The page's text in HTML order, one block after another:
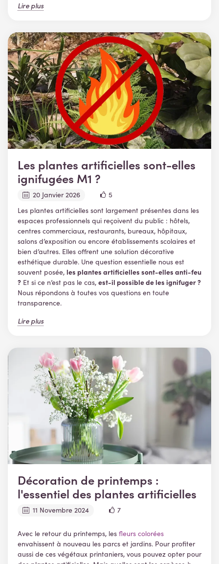
Lire plus
Les plantes artificielles sont-elles
ignifugées M1 ?
20 Janvier 2026
5
Les plantes artificielles sont largement présentes dans les
espaces professionnels qui reçoivent du public : hôtels,
centres commerciaux, restaurants, bureaux, hôpitaux,
salons d’exposition ou encore établissements scolaires et
bien d’autres. Elles offrent une solution décorative
esthétique durable. Une question essentielle nous est
souvent posée, les plantes artificielles sont-elles anti-feu
? Et si ce n’est pas le cas, est-il possible de les ignifuger ?
Nous répondons à toutes vos questions en toute
transparence.
Lire plus
Décoration de printemps :
l'essentiel des plantes artificielles
11 Novembre 2024 7
Avec le retour du printemps, les fleurs colorées
envahissent à nouveau les parcs et jardins. Pour profiter
aussi de ces végétaux printaniers, vous pouvez opter pour